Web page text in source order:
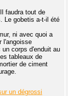
faudra tout de
Le gobetis a-t-il été
ni avec quoi a
l'angoisse
corps d'enduit au
tableaux de
de ciment
un dégrossi